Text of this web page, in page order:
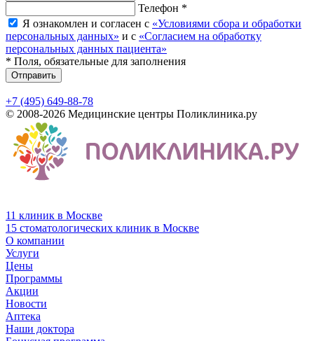
Телефон *
Я ознакомлен и согласен с «Условиями сбора и обработки
персональных данных» и с «Согласием на обработку
персональных данных пациента»
* Поля, обязательные для заполнения
Отправить
+7 (495) 649-88-78
© 2008-2026 Медицинские центры Поликлиника.ру
11 клиник в Москве
15 стоматологических клиник в Москве
О компании
Услуги
Цены
Программы
Акции
Новости
Аптека
Наши доктора